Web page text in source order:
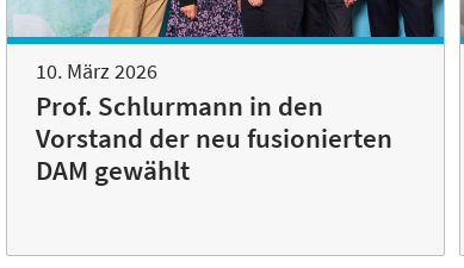
10. März 2026
Prof. Schlurmann in den
Vorstand der neu fusionierten
DAM gewählt